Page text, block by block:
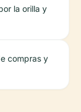
la orilla y
compras y